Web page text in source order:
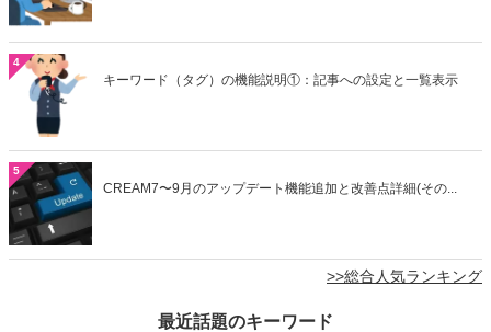
4
キーワード（タグ）の機能説明①：記事への設定と一覧表示
5
CREAM7〜9月のアップデート機能追加と改善点詳細(その...
>>総合人気ランキング
最近話題のキーワード